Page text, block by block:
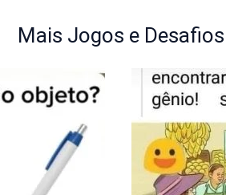
Mais Jogos e Desafios